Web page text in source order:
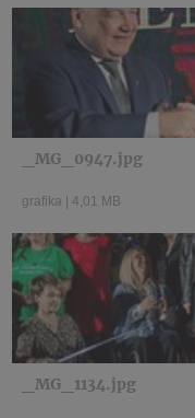
_MG_0947.jpg
grafika 4,01 MB
_MG_1134.jpg